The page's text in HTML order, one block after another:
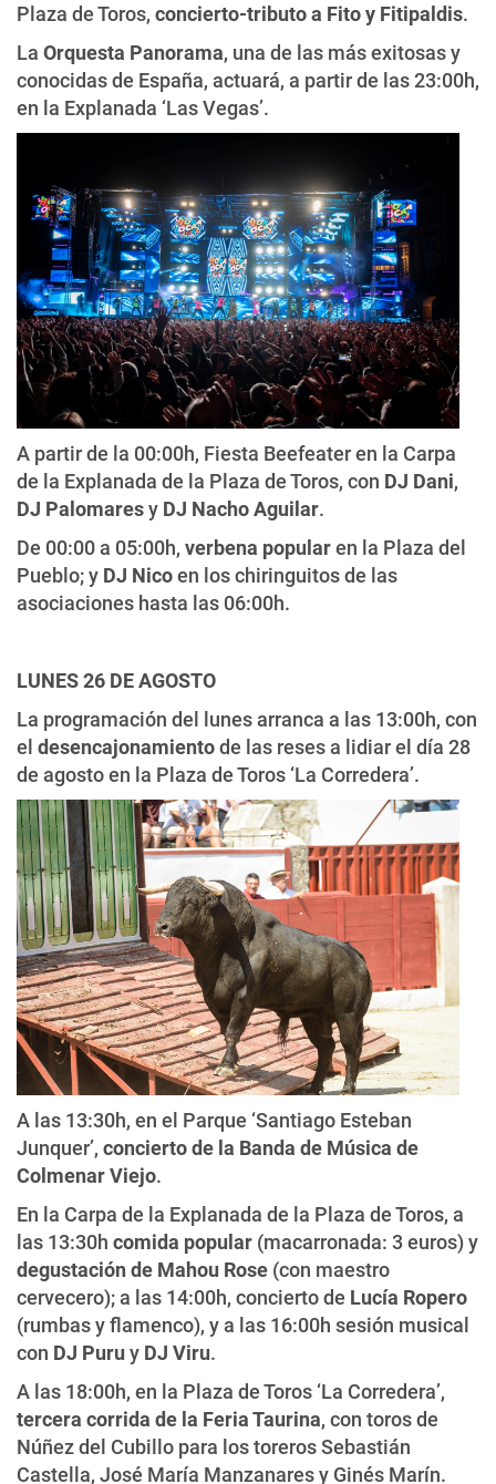
Plaza de Toros, concierto-tributo a Fito y Fitipaldis.
La Orquesta Panorama, una de las más exitosas y
conocidas de España, actuará, a partir de las 23:00h,
en la Explanada ‘Las Vegas’.
A partir de la 00:00h, Fiesta Beefeater en la Carpa
de la Explanada de la Plaza de Toros, con DJ Dani,
DJ Palomaresy DJ Nacho Aguilar.
De 00:00 a 05:00h, verbena popularen la Plaza del
Pueblo; y DJ Nicoen los chiringuitos de las
asociaciones hasta las 06:00h.
LUNES 26 DE AGOSTO
La programación del lunes arranca a las 13:00h, con
el desencajonamientode las reses a lidiar el día 28
de agosto en la Plaza de Toros ‘La Corredera’.
A las 13:30h, en el Parque ‘Santiago Esteban
Junquer’, concierto de la Banda de Música de
Colmenar Viejo.
En la Carpa de la Explanada de la Plaza de Toros, a
las 13:30h comida popular (macarronada: 3 euros) y
degustación de Mahou Rose (con maestro
cervecero); a las 14:00h, concierto de Lucía Ropero
(rumbas y flamenco), y a las 16:00h sesión musical
con DJ Puru y DJ Viru.
A las 18:00h, en la Plaza de Toros ‘La Corredera’,
tercera corrida de la Feria Taurina, con toros de
Núñez del Cubillo para los toreros Sebastián
Castella, José María Manzanares y Ginés Marín.